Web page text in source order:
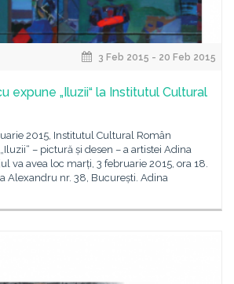
3 Feb 2015 - 20 Feb 2015
expune „Iluzii“ la Institutul Cultural
2015, Institutul Cultural Român
– pictură și desen – a artistei Adina
va avea loc marți, 3 februarie 2015, ora 18.
Alexandru nr. 38, București. Adina